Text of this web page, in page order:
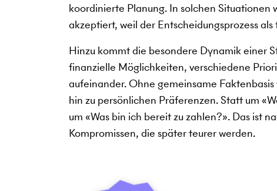
koordinierte Planung. In solchen Situationen
akzeptiert, weil der Entscheidungsprozess
Hinzu kommt die besondere Dynamik einer
finanzielle Möglichkeiten, verschiedene
aufeinander. Ohne gemeinsame
hin zu persönlichen Präferenzen. Statt um
um «Was bin ich bereit zu zahlen?». Das ist
Kompromissen, die später teurer werden.